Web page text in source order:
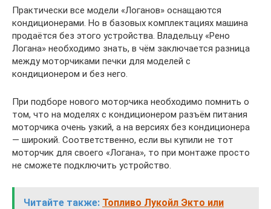
Практически все модели «Логанов» оснащаются
кондиционерами. Но в базовых комплектациях машина
продаётся без этого устройства. Владельцу «Рено
Логана» необходимо знать, в чём заключается разница
между моторчиками печки для моделей с
кондиционером и без него.
При подборе нового моторчика необходимо помнить о
том, что на моделях с кондиционером разъём питания
моторчика очень узкий, а на версиях без кондиционера
— широкий. Соответственно, если вы купили не тот
моторчик для своего «Логана», то при монтаже просто
не сможете подключить устройство.
Читайте также: Топливо Лукойл Экто или